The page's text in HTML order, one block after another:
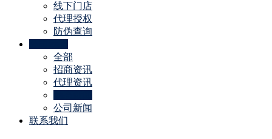
线下门店
代理授权
防伪查询
全部
招商资讯
代理资讯
公司新闻
联系我们